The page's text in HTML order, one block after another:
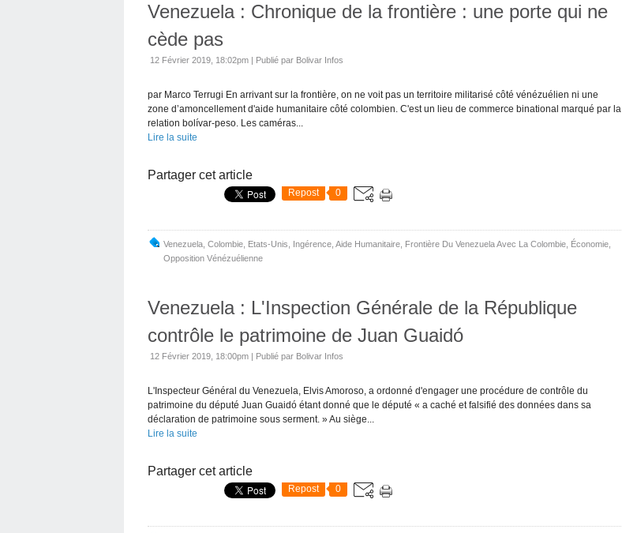
Venezuela : Chronique de la frontière : une porte qui ne
cède pas
12 Février 2019, 18:02pm | Publié par Bolivar Infos
par Marco Terrugi En arrivant sur la frontière, on ne voit pas un territoire militarisé côté vénézuélien ni une
zone d’amoncellement d'aide humanitaire côté colombien. C'est un lieu de commerce binational marqué par la
relation bolívar-peso. Les caméras...
Lire la suite
Partager cet article
Repost 0
Venezuela Colombie Etats-Unis Ingérence Aide Humanitaire Frontière Du Venezuela Avec La Colombie Économie
Opposition Vénézuélienne
Venezuela : L'Inspection Générale de la République
contrôle le patrimoine de Juan Guaidó
12 Février 2019, 18:00pm | Publié par Bolivar Infos
L'Inspecteur Général du Venezuela, Elvis Amoroso, a ordonné d'engager une procédure de contrôle du
patrimoine du député Juan Guaidó étant donné que le député « a caché et falsifié des données dans sa
déclaration de patrimoine sous serment. » Au siège...
Lire la suite
Partager cet article
Repost 0